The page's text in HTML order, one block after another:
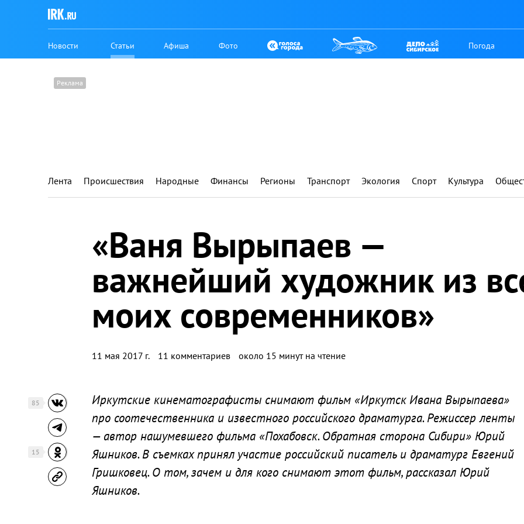
Новости Статьи Афиша Фото Погода
Лента Происшествия Народные Финансы Регионы Транспорт Экология Спорт Культура
«Ваня Вырыпаев —
важнейший художник из
моих современников»
11 мая 2017 г. 11 комментариев около 15 минут на чтение
Иркутские кинематографисты снимают фильм «Иркутск Ивана Вырыпаева»
про соотечественника и известного российского драматурга. Режиссер ленты
— автор нашумевшего фильма «Похабовск. Обратная сторона Сибири» Юрий
Яшников. В съемках принял участие российский писатель и драматург Евгений
Гришковец. О том, зачем и для кого снимают этот фильм, рассказал Юрий
Яшников.
85
15